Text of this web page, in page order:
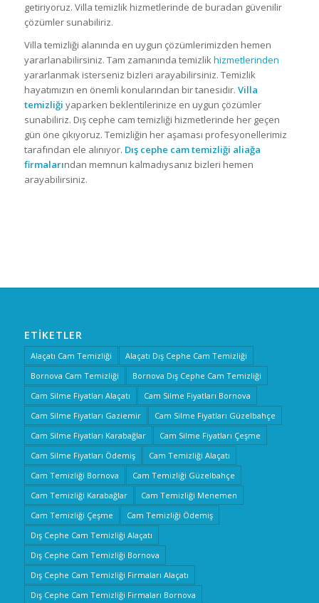
getiriyoruz. Villa temizlik hizmetlerinde de buradan güvenilir
çözümler sunabiliriz.
Villa temizliği alanında en uygun çözümlerimizden hemen
yararlanabilirsiniz. Tam zamanında temizlikhizmetlerinden
yararlanmak isterseniz bizleri arayabilirsiniz. Temizlik
hayatımızın en önemli konularından bir tanesidir. Villa
temizliği yaparken beklentilerinize en uygun çözümler
sunabiliriz. Dış cephe cam temizliği hizmetlerinde her geçen
gün öne çıkıyoruz. Temizliğin her aşaması profesyonellerimiz
tarafından ele alınıyor. Dış cephe cam temizliği aliağa
firmalarından memnun kalmadıysanız bizleri hemen
arayabilirsiniz.
ETIKETLER
Alaçatı Cam Temizliği
Alaçatı Dış Cephe Cam Temizliği
Bornova Cam Temizliği
Bornova Dış Cephe Cam Temizliği
Cam Silme Fiyatları Alaçatı
Cam Silme Fiyatları Bornova
Cam Silme Fiyatları Gaziemir
Cam Silme Fiyatları Güzelbahçe
Cam Silme Fiyatları Karabağlar
Cam Silme Fiyatları Çeşme
Cam Silme Fiyatları Ödemiş
Cam Temizliği Alaçatı
Cam Temizliği Bornova
Cam Temizliği Güzelbahçe
Cam Temizliği Karabağlar
Cam Temizliği Menemen
Cam Temizliği Çeşme
Cam Temizliği Ödemiş
Dış Cephe Cam Temizliği Alaçatı
Dış Cephe Cam Temizliği Bornova
Dış Cephe Cam Temizliği Firmaları Alaçatı
Dış Cephe Cam Temizliği Firmaları Bornova